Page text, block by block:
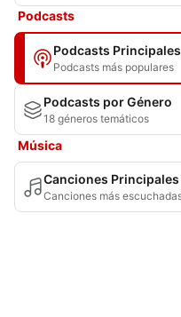
Podcasts
Podcasts Principales
Podcasts más populares
Podcasts por Género
18 géneros temáticos
Música
Canciones Principales
Canciones más